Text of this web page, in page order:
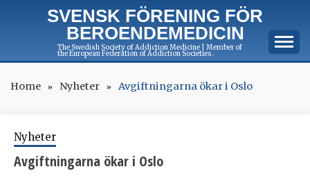
SVENSK FÖRENING FÖR
BEROENDEMEDICIN
The Swedish Society of Addiction Medicine | Member of
the European Federation of Addiction Societies.
Home Nyheter Avgiftningarna ökar i Oslo
Nyheter
Avgiftningarna ökar i Oslo